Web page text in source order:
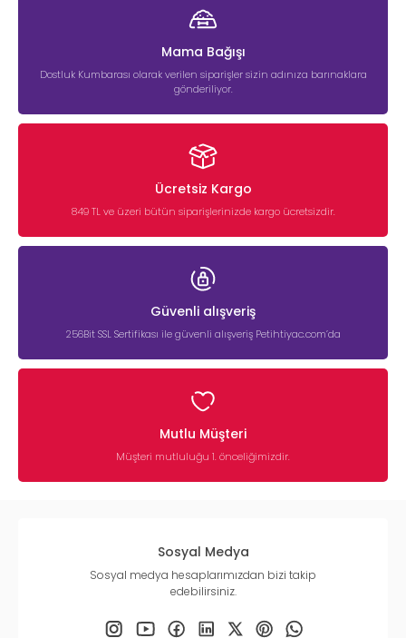
Mama Bağışı
Dostluk Kumbarası olarak verilen siparişler sizin adınıza barınaklara
gönderiliyor.
Ücretsiz Kargo
849 TL ve üzeri bütün siparişlerinizde kargo ücretsizdir.
Güvenli alışveriş
256Bit SSL Sertifikası ile güvenli alışveriş Petihtiyac.com’da
Mutlu Müşteri
Müşteri mutluluğu 1. önceliğimizdir.
Sosyal Medya
Sosyal medya hesaplarımızdan bizi takip
edebilirsiniz.